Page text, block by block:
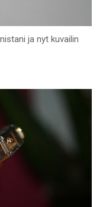
ja nyt kuvailin